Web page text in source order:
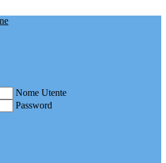
Nome Utente
Password